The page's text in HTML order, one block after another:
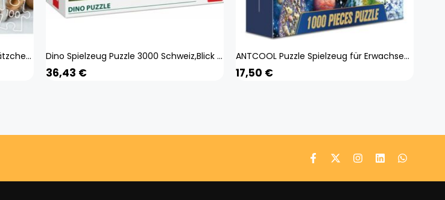
Selecta Spielzeug Puzzle Süsses Kätzchen und schläfriger Hund, 100 Teile. (100 Teile) (59232) Dino Spielzeug Puzzle 3000 Schweiz,Blick auf die Felder (3000 Teile)
36,43 €
ANTCOOL Puzzle Spielzeug für Erwachsene 1000 Teile (Raum)
17,50 €